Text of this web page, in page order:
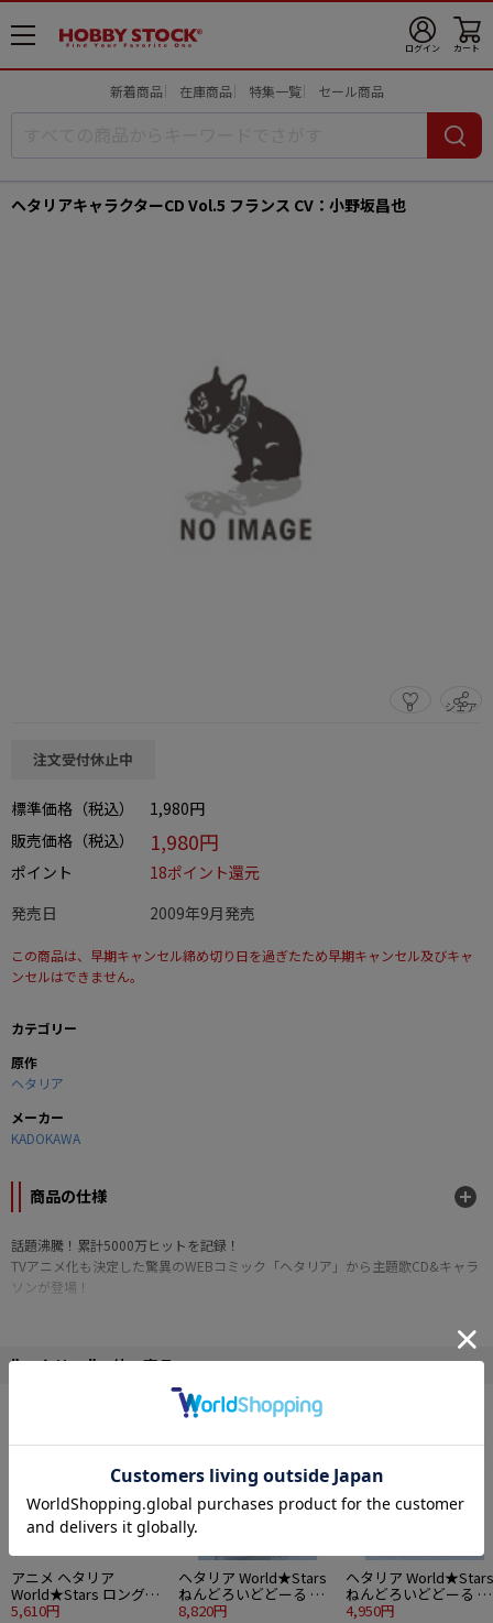
メ
ニ
ログイン カート
新着商品 在庫商品 特集一覧 セール商品
ヘタリアキャラクターCD Vol.5 フランス CV：小野坂昌也
0 シェア
この商品をシェアする
注文受付休止中
標準価格（税込）
1,980円
販売価格（税込）
1,980円
ポイント
18ポイント還元
発売日
2009年9月発売
この商品は、早期キャンセル締め切り日を過ぎたため早期キャンセル及びキャ
ンセルはできません。
カテゴリー
原作
ヘタリア
メーカー
KADOKAWA
商品の仕様
話題沸騰！累計5000万ヒットを記録！
TVアニメ化も決定した驚異のWEBコミック「ヘタリア」から主題歌CD&キャラ
ソンが登場！
■描き下ろしジャケット＆トレーディングカード
©2008 HIMARUYA HIDEKAZ／GENTOSHA COMICS INC.
" ヘタリア "の他の商品
アニメ ヘタリア
World★Stars ロングカ
ンバッジコレクション
5,610円
ヘタリア World★Stars
ねんどろいどどーる ア
メリカ
8,820円
ヘタリア World★Stars
ねんどろいどどーる お
ようふくセット アメリ
4,950円